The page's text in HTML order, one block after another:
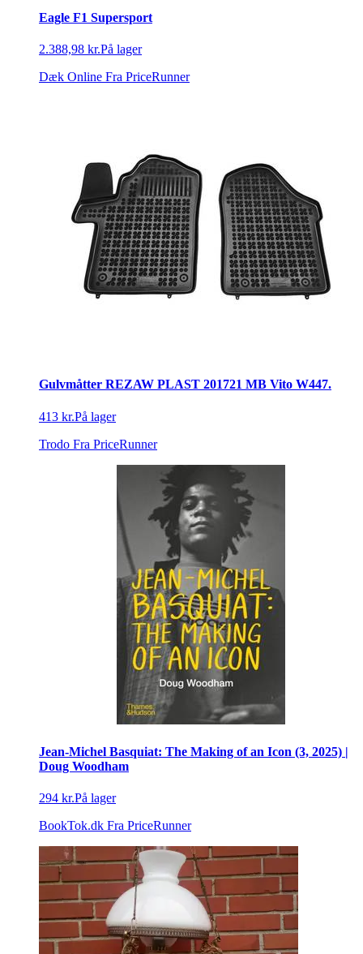
Eagle F1 Supersport
2.388,98 kr.På lager
Dæk Online Fra PriceRunner
Gulvmåtter REZAW PLAST 201721 MB Vito W447.
413 kr.På lager
Trodo Fra PriceRunner
Jean-Michel Basquiat: The Making of an Icon (3, 2025) |
Doug Woodham
294 kr.På lager
BookTok.dk Fra PriceRunner